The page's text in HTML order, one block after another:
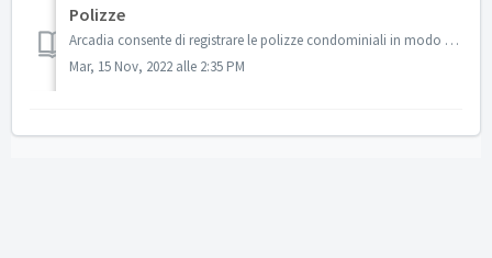
Polizze
Arcadia consente di registrare le polizze condominiali in modo da poter archiviarne i documenti e per consentire l’apertura dei sinistri. Per procedere cl...
Mar, 15 Nov, 2022 alle 2:35 PM